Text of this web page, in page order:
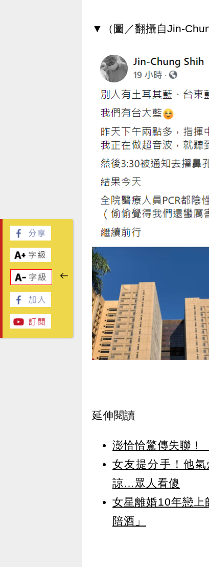
▼（圖／翻攝自Jin-
延伸閱讀
澎恰恰驚傳失聯
女友提分手！他
諒…眾人看傻
女星離婚10年戀
陪酒」